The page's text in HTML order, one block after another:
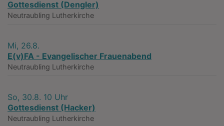
Gottesdienst (Dengler)
Neutraubling Lutherkirche
Mi, 26.8.
E(v)FA - Evangelischer Frauenabend
Neutraubling Lutherkirche
So, 30.8. 10 Uhr
Gottesdienst (Hacker)
Neutraubling Lutherkirche